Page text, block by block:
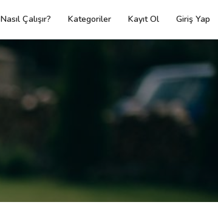
Nasıl Çalışır? Kategoriler Kayıt Ol Giriş Yap